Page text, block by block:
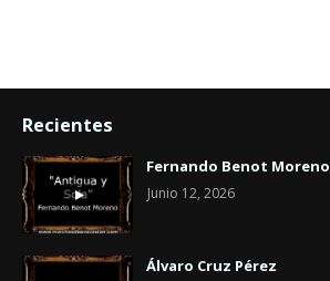
Recientes
Fernando Benot Moreno
Junio 12, 2026
Álvaro Cruz Pérez